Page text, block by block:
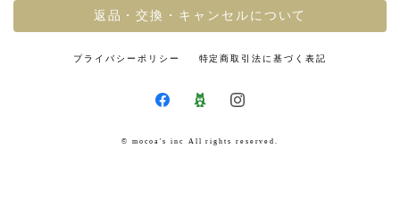
返品・交換・キャンセルについて
プライバシーポリシー 特定商取引法に基づく表記
© mocoa's inc All rights reserved.